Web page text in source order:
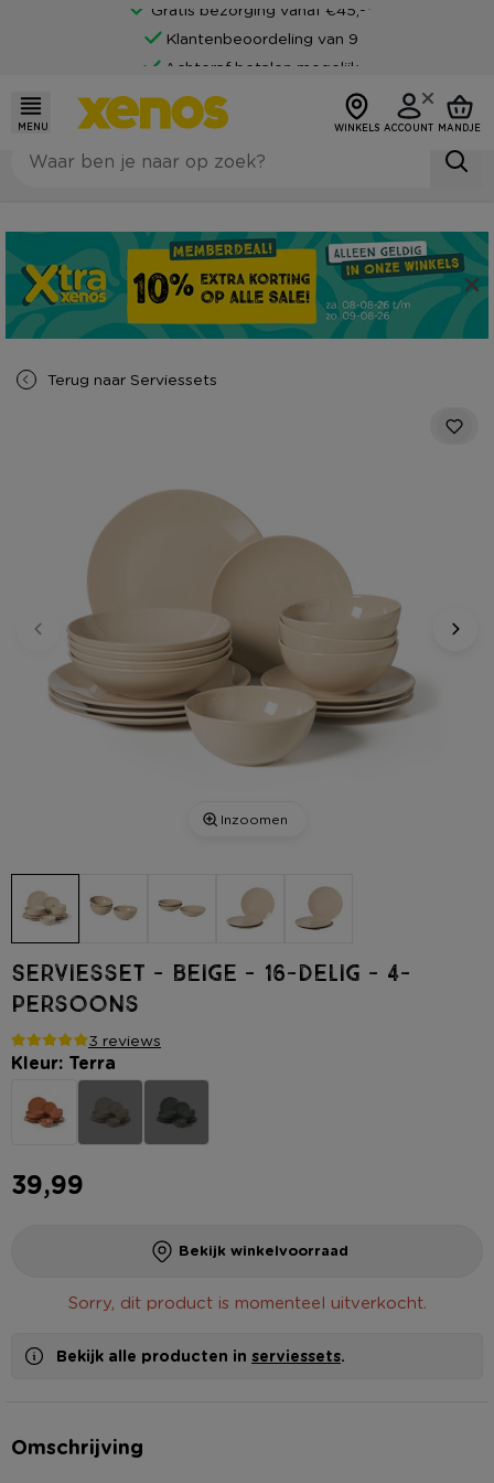
Gratis bezorging vanaf €45,-*
Klantenbeoordeling van 9
Achteraf betalen mogelijk
MENU WINKELS ACCOUNT MANDJE
Terug naar Serviessets
Inzoomen
Serviesset - beige - 16-delig - 4-
persoons
3 reviews
Kleur: Terra
39,99
Bekijk winkelvoorraad
Sorry, dit product is momenteel uitverkocht.
Bekijk alle producten in serviessets.
Omschrijving